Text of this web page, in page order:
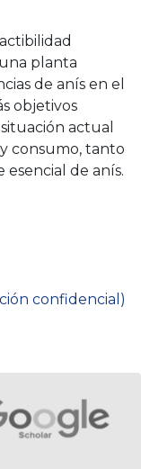
planta
de anís en el
objetivos
actual
consumo, tanto
de anís.
confidencial)